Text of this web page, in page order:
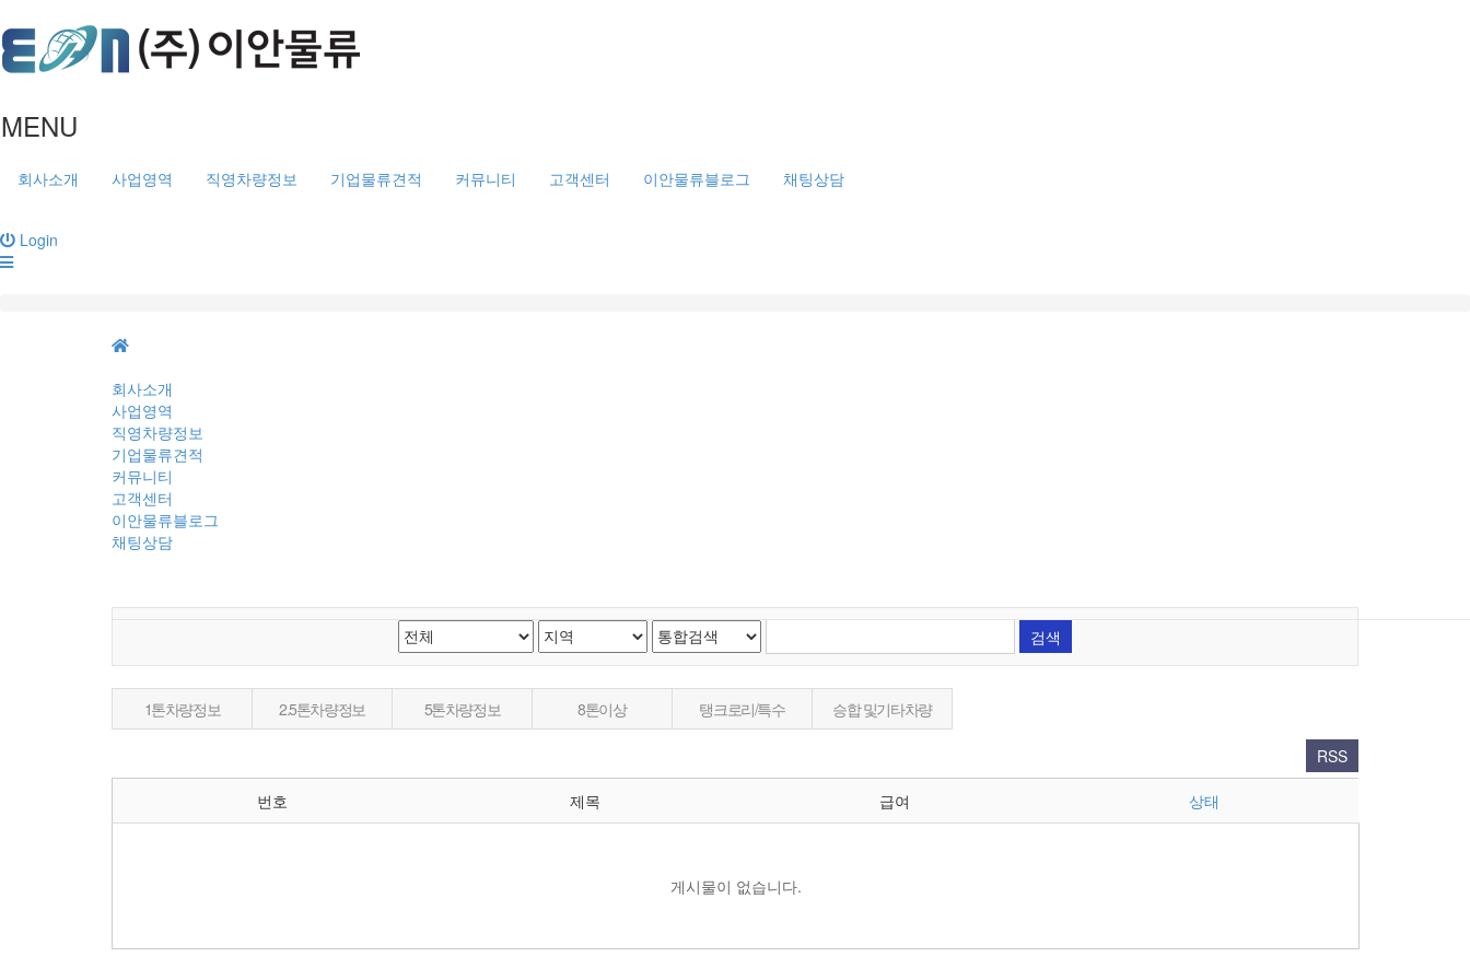
MENU
회사소개 사업영역 직영차량정보 기업물류견적 커뮤니티 고객센터 이안물류블로그 채팅상담
Login
회사소개
사업영역
직영차량정보
기업물류견적
커뮤니티
고객센터
이안물류블로그
채팅상담
1톤차량정보 2.5톤차량정보 5톤차량정보 8톤이상 탱크로리/특수 승합 및기타차량
RSS
번호 제목 급여 상태
게시물이 없습니다.